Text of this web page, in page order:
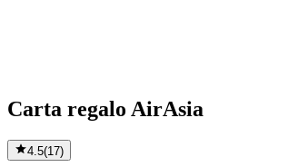
Carta regalo AirAsia
4.5(17)